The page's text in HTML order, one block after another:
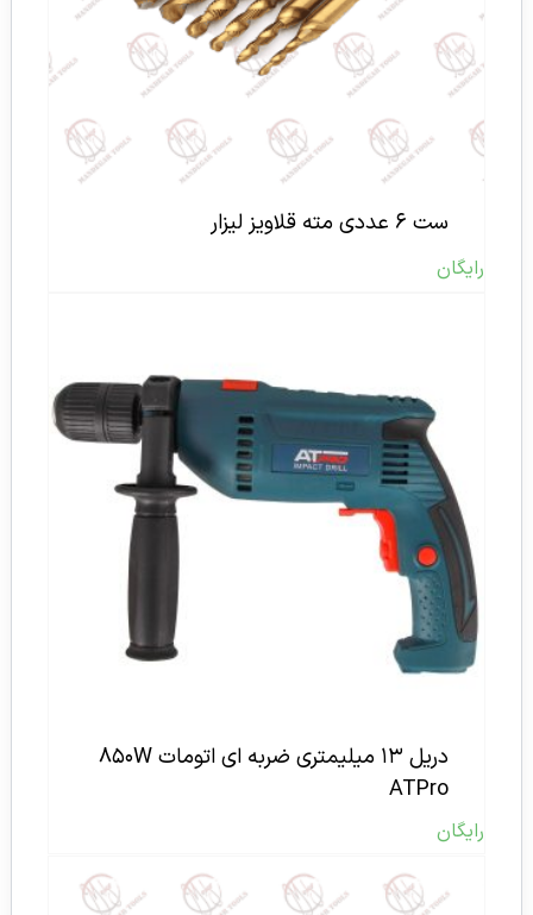
ست ۶ عددی مته قلاویز لیزار
رایگان
دریل ۱۳ میلیمتری ضربه ای اتومات ۸۵۰W
ATPro
رایگان